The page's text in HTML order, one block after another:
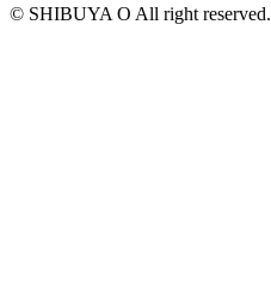
© SHIBUYA O All right reserved.